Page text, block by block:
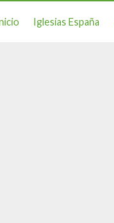
Iglesias España